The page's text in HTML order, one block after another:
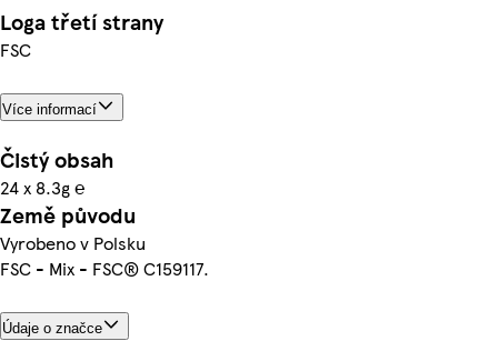
Loga třetí strany
FSC
Více informací
Čistý obsah
24 x 8.3g ℮
Země původu
Vyrobeno v Polsku
FSC - Mix - FSC® C159117.
Údaje o značce